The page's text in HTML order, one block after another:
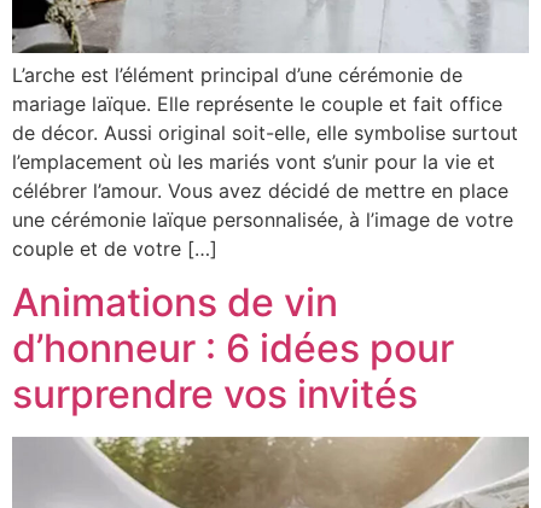
L’arche est l’élément principal d’une cérémonie de
mariage laïque. Elle représente le couple et fait office
de décor. Aussi original soit-elle, elle symbolise surtout
l’emplacement où les mariés vont s’unir pour la vie et
célébrer l’amour. Vous avez décidé de mettre en place
une cérémonie laïque personnalisée, à l’image de votre
couple et de votre […]
Animations de vin
d’honneur : 6 idées pour
surprendre vos invités